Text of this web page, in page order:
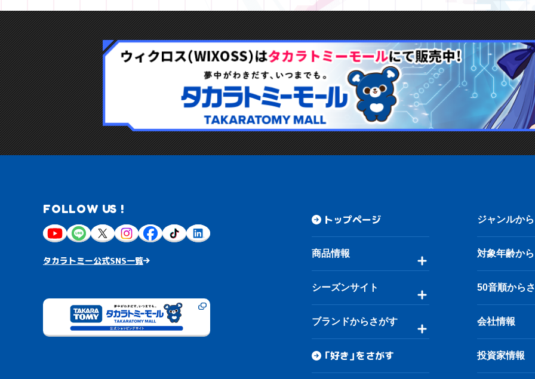
FOLLOW US !
タカラトミー公式SNS一覧
トップページ
商品情報
シーズンサイト
ブランドからさがす
「好き」をさがす
ジャンルか
対象年齢か
50音順から
会社情報
投資家情報